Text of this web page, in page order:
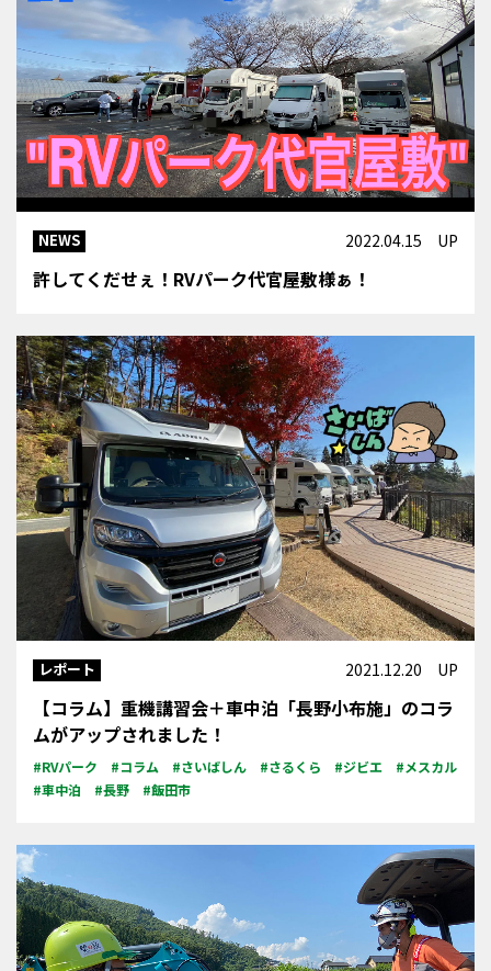
NEWS 2022.04.15 UP
許してくだせぇ！RVパーク代官屋敷様ぁ！
レポート 2021.12.20 UP
【コラム】重機講習会＋車中泊「長野小布施」のコラ
ムがアップされました！
#RVパーク #コラム #さいばしん #さるくら #ジビエ
#メスカル
#車中泊
#長野 #飯田市